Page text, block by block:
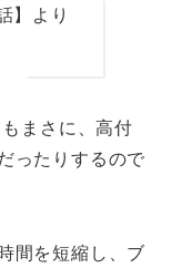
】より
まさに、高付
ったりするので
間を短縮し、ブ